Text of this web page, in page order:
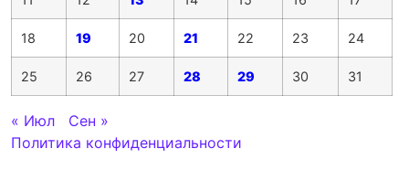
18 19 20 21 22 23 24
25 26 27 28 29 30 31
« Июл
Сен »
Политика конфиденциальности